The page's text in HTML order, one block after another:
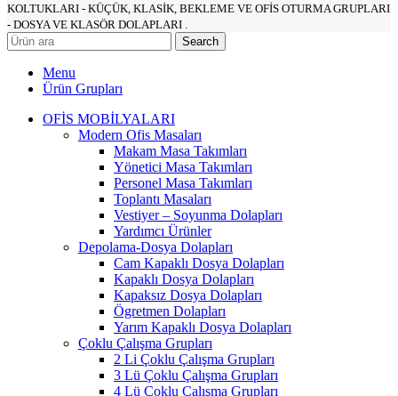
KOLTUKLARI - KÜÇÜK, KLASİK, BEKLEME VE OFİS OTURMA GRUPLARI
- DOSYA VE KLASÖR DOLAPLARI .
Search
Menu
Ürün Grupları
OFİS MOBİLYALARI
Modern Ofis Masaları
Makam Masa Takımları
Yönetici Masa Takımları
Personel Masa Takımları
Toplantı Masaları
Vestiyer – Soyunma Dolapları
Yardımcı Ürünler
Depolama-Dosya Dolapları
Cam Kapaklı Dosya Dolapları
Kapaklı Dosya Dolapları
Kapaksız Dosya Dolapları
Ögretmen Dolapları
Yarım Kapaklı Dosya Dolapları
Çoklu Çalışma Grupları
2 Li Çoklu Çalışma Grupları
3 Lü Çoklu Çalışma Grupları
4 Lü Çoklu Çalışma Grupları